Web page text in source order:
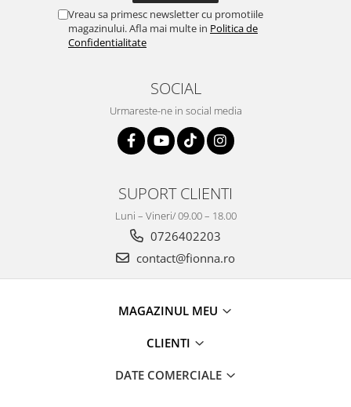
Vreau sa primesc newsletter cu promotiile
magazinului. Afla mai multe in Politica de
Confidentialitate
SOCIAL
Urmareste-ne in social media
SUPORT CLIENTI
Luni – Vineri/ 09.00 – 18.00
0726402203
contact@fionna.ro
MAGAZINUL MEU
CLIENTI
DATE COMERCIALE